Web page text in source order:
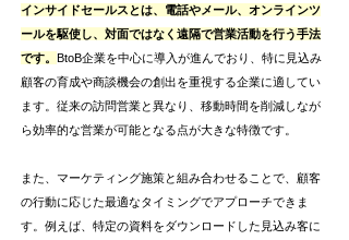
インサイドセールスとは、電話やメール、オンラインツ
ールを駆使し、対面ではなく遠隔で営業活動を行う手法
です。 BtoB企業を中心に導入が進んでおり、特に見込み
顧客の育成や商談機会の創出を重視する企業に適してい
ます。従来の訪問営業と異なり、移動時間を削減しなが
ら効率的な営業が可能となる点が大きな特徴です。
また、マーケティング施策と組み合わせることで、顧客
の行動に応じた最適なタイミングでアプローチできま
す。例えば、特定の資料をダウンロードした見込み客に